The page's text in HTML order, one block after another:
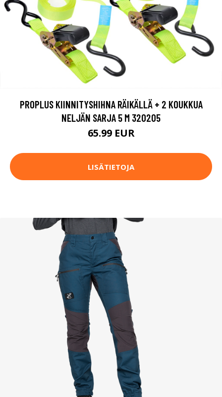
PROPLUS KIINNITYSHIHNA RÄIKÄLLÄ + 2 KOUKKUA
NELJÄN SARJA 5 M 320205
65.99 EUR
LISÄTIETOJA